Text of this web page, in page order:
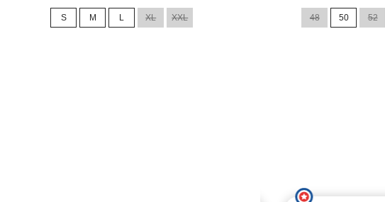
S M L XL XXL 48 50 52